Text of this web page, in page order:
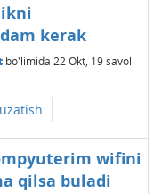
kerak
bo'limida 22 Okt, 19 savol
wifini
qilsa buladi